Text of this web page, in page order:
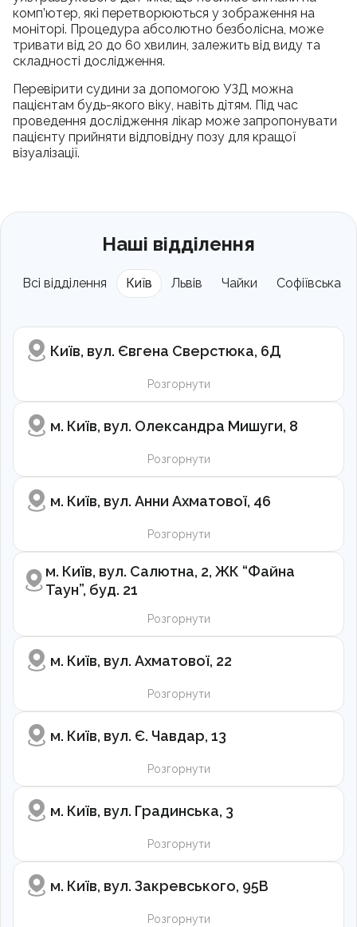
комп’ютер, які перетворюються у зображення на
моніторі. Процедура абсолютно безболісна, може
тривати від 20 до 60 хвилин, залежить від виду та
складності дослідження.
Перевірити судини за допомогою УЗД можна
пацієнтам будь-якого віку, навіть дітям. Під час
проведення дослідження лікар може запропонувати
пацієнту прийняти відповідну позу для кращої
візуалізації.
Наші відділення
Всі відділення Київ Львів Чайки Софіївська
Київ, вул. Євгена Сверстюка, 6Д
Розгорнути
м. Київ, вул. Олександра Мишуги, 8
Розгорнути
м. Київ, вул. Анни Ахматової, 46
Розгорнути
м. Київ, вул. Салютна, 2, ЖК “Файна
Таун”, буд. 21
Розгорнути
м. Київ, вул. Ахматової, 22
Розгорнути
м. Київ, вул. Є. Чавдар, 13
Розгорнути
м. Київ, вул. Градинська, 3
Розгорнути
м. Київ, вул. Закревського, 95В
Розгорнути